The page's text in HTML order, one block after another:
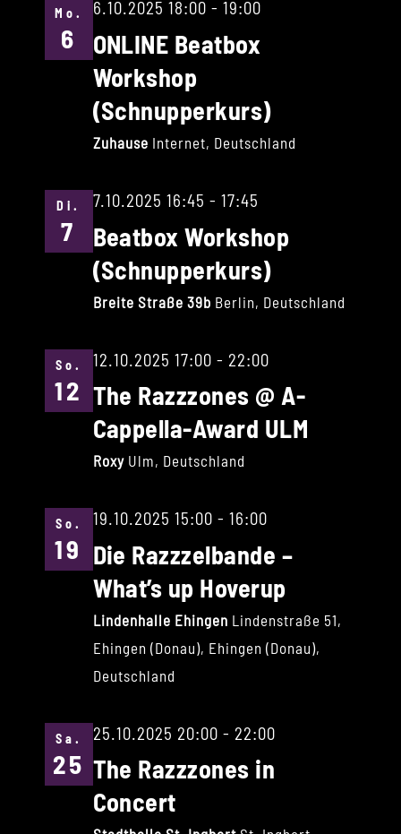
Mo.
6
6.10.2025 18:00 - 19:00
ONLINE Beatbox
Workshop
(Schnupperkurs)
Zuhause Internet, Deutschland
Di.
7
7.10.2025 16:45 - 17:45
Beatbox Workshop
(Schnupperkurs)
Breite Straße 39b Berlin, Deutschland
So.
12
12.10.2025 17:00 - 22:00
The Razzzones @ A-
Cappella-Award ULM
Roxy Ulm, Deutschland
So.
19
19.10.2025 15:00 - 16:00
Die Razzzelbande –
What’s up Hoverup
Lindenhalle Ehingen
Lindenstraße 51,
Ehingen (Donau), Ehingen (Donau),
Deutschland
Sa.
25
25.10.2025 20:00 - 22:00
The Razzzones in
Concert